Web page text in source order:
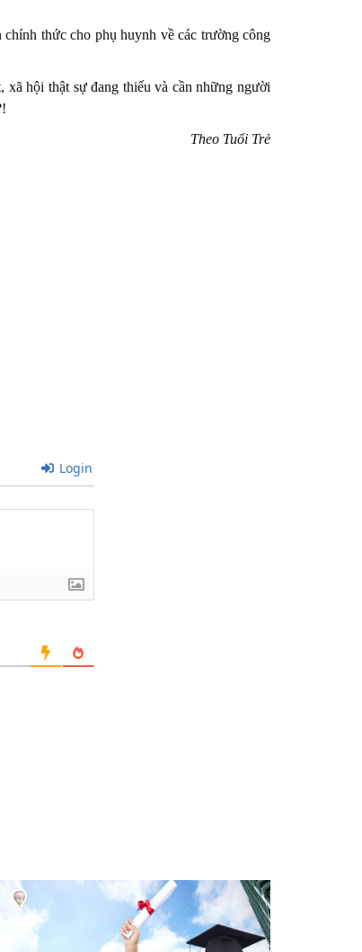
thức cho phụ huynh về các trường công
xã hội thật sự đang thiếu và cần những người
Theo Tuổi Trẻ
Login